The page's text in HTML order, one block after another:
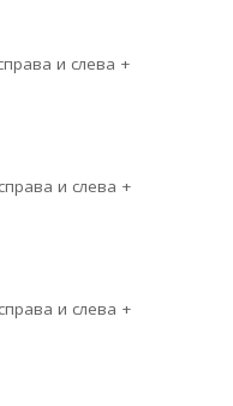
и слева +
и слева +
и слева +